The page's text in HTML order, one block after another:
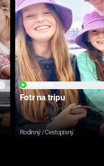
Fotr na tripu
Rodinný / Cestopisný